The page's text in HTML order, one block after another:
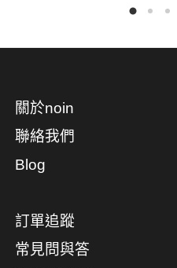
關於noin
聯絡我們
Blog
訂單追蹤
常見問與答